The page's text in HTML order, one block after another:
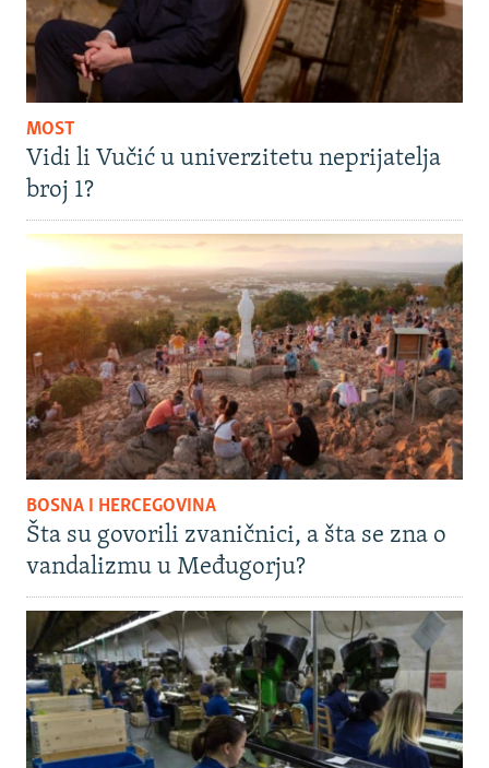
MOST
Vidi li Vučić u univerzitetu neprijatelja
broj 1?
BOSNA I HERCEGOVINA
Šta su govorili zvaničnici, a šta se zna o
vandalizmu u Međugorju?